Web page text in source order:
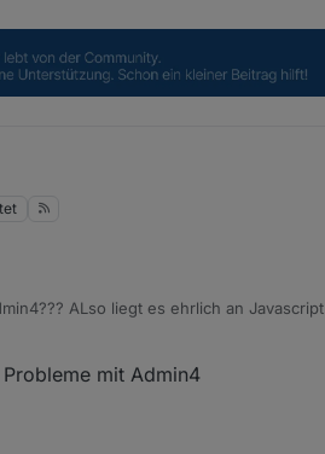
ALso liegt es ehrlich an Javascript
mit Admin4